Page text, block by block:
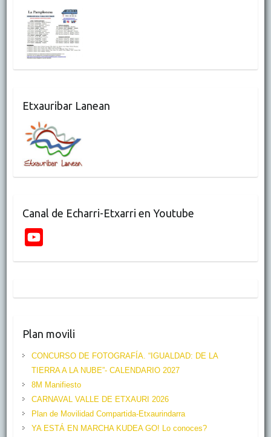
Etxauribar Lanean
Canal de Echarri-Etxarri en Youtube
h
a
n
Plan movili
CONCURSO DE FOTOGRAFÍA. “IGUALDAD: DE LA
TIERRA A LA NUBE”- CALENDARIO 2027
8M Manifiesto
CARNAVAL VALLE DE ETXAURI 2026
Plan de Movilidad Compartida-Etxaurindarra
YA ESTÁ EN MARCHA KUDEA GO! Lo conoces?